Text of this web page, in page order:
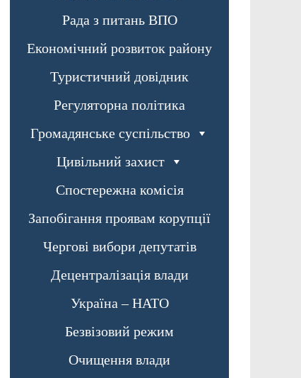
Рада з питань ВПО
Економічний розвиток району
Туристичний довідник
Регуляторна політика
Громадянське суспільство
Цивільний захист
Спостережна комісія
Запобігання проявам корупції
Чергові вибори депутатів
Децентралізація влади
Україна – НАТО
Безвізовий режим
Очищення влади